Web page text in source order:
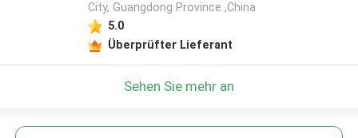
City, Guangdong Province ,China
5.0
Überprüfter Lieferant
Sehen Sie mehr an